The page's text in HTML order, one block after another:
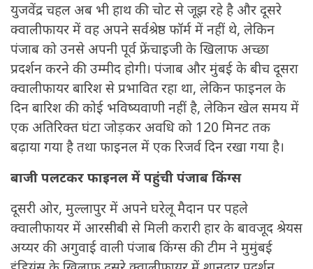
युजवेंद्र चहल अब भी हाथ की चोट से जूझ रहे है और दूसरे
क्वालीफायर में वह अपने सर्वश्रेष्ठ फॉर्म में नहीं थे, लेकिन
पंजाब को उनसे अपनी पूर्व फ्रेंचाइजी के खिलाफ अच्छा
प्रदर्शन करने की उम्मीद होगी। पंजाब और मुंबई के बीच दूसरा
क्वालीफायर बारिश से प्रभावित रहा था, लेकिन फाइनल के
दिन बारिश की कोई भविष्यवाणी नहीं है, लेकिन खेल समय में
एक अतिरिक्त घंटा जोड़कर अवधि को 120 मिनट तक
बढ़ाया गया है तथा फाइनल में एक रिजर्व दिन रखा गया है।
बाजी पलटकर फाइनल में पहुंची पंजाब किंग्स
दूसरी ओर, मुल्लापुर में अपने घरेलू मैदान पर पहले
क्वालीफायर में आरसीबी से मिली करारी हार के बावजूद श्रेयस
अय्यर की अगुवाई वाली पंजाब किंग्स की टीम ने मुमुंबई